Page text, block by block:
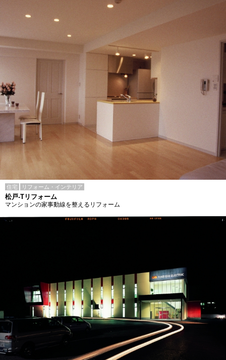
住宅 リフォーム・インテリア
松戸-Tリフォーム
マンションの家事動線を整えるリフォーム